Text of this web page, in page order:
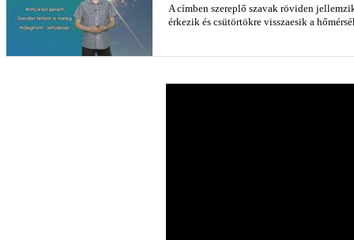
A címben szereplő szavak röviden
érkezik és csütörtökre visszaesik a